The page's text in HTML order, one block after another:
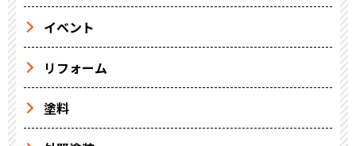
イベント
リフォーム
塗料